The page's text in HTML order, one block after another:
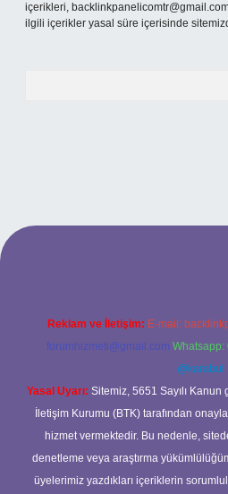
içerikleri,
ilgili içerikler yasal süre içerisinde
sitesi
Reklam ve İletişim: E-mail:
forumhizmeti@gmail.com Whatsapp:
@karabul
Yasal Uyarı: Sitemiz, 5651 Sayılı
İletişim Kurumu (BTK) tarafından
hizmet vermektedir. Bu nedenle,
denetleme veya araştırma
üyelerimiz yazdıkları içeriklerin